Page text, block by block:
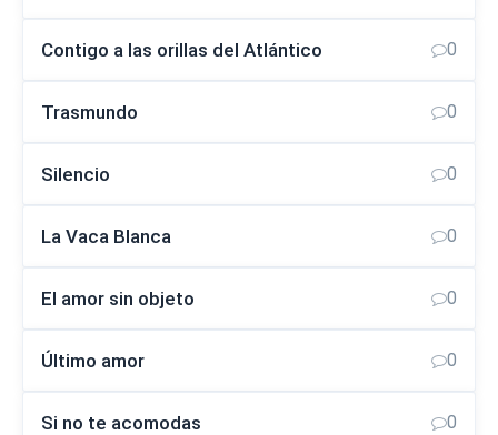
Contigo a las orillas del Atlántico 0
Trasmundo 0
Silencio 0
La Vaca Blanca 0
El amor sin objeto 0
Último amor 0
Si no te acomodas 0